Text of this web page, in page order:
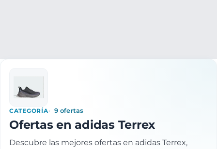
CATEGORÍA 9 ofertas
Ofertas en adidas Terrex
Descubre las mejores ofertas en adidas Terrex,